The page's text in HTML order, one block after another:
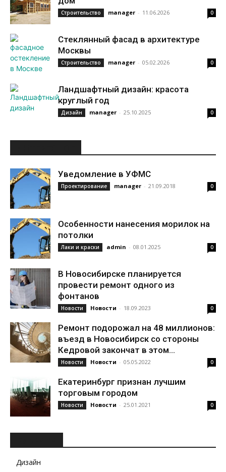
Строительство manager - 11.06.2026 0
Стеклянный фасад в архитектуре
Москвы
Строительство manager - 05.02.2026 0
Ландшафтный дизайн: красота
круглый год
Дизайн manager - 25.10.2025 0
Уведомление в УФМС
Проектирование manager - 21.09.2018 0
Особенности нанесения морилок на
потолки
Лаки и краски admin - 08.01.2025 0
В Новосибирске планируется
провести ремонт одного из
фонтанов
Новости Новости - 18.09.2023 0
Ремонт подорожал на 48 миллионов:
въезд в Новосибирск со стороны
Кедровой закончат в этом...
Новости Новости - 05.05.2022 0
Екатеринбург признан лучшим
торговым городом
Новости Новости - 25.01.2021 0
Дизайн